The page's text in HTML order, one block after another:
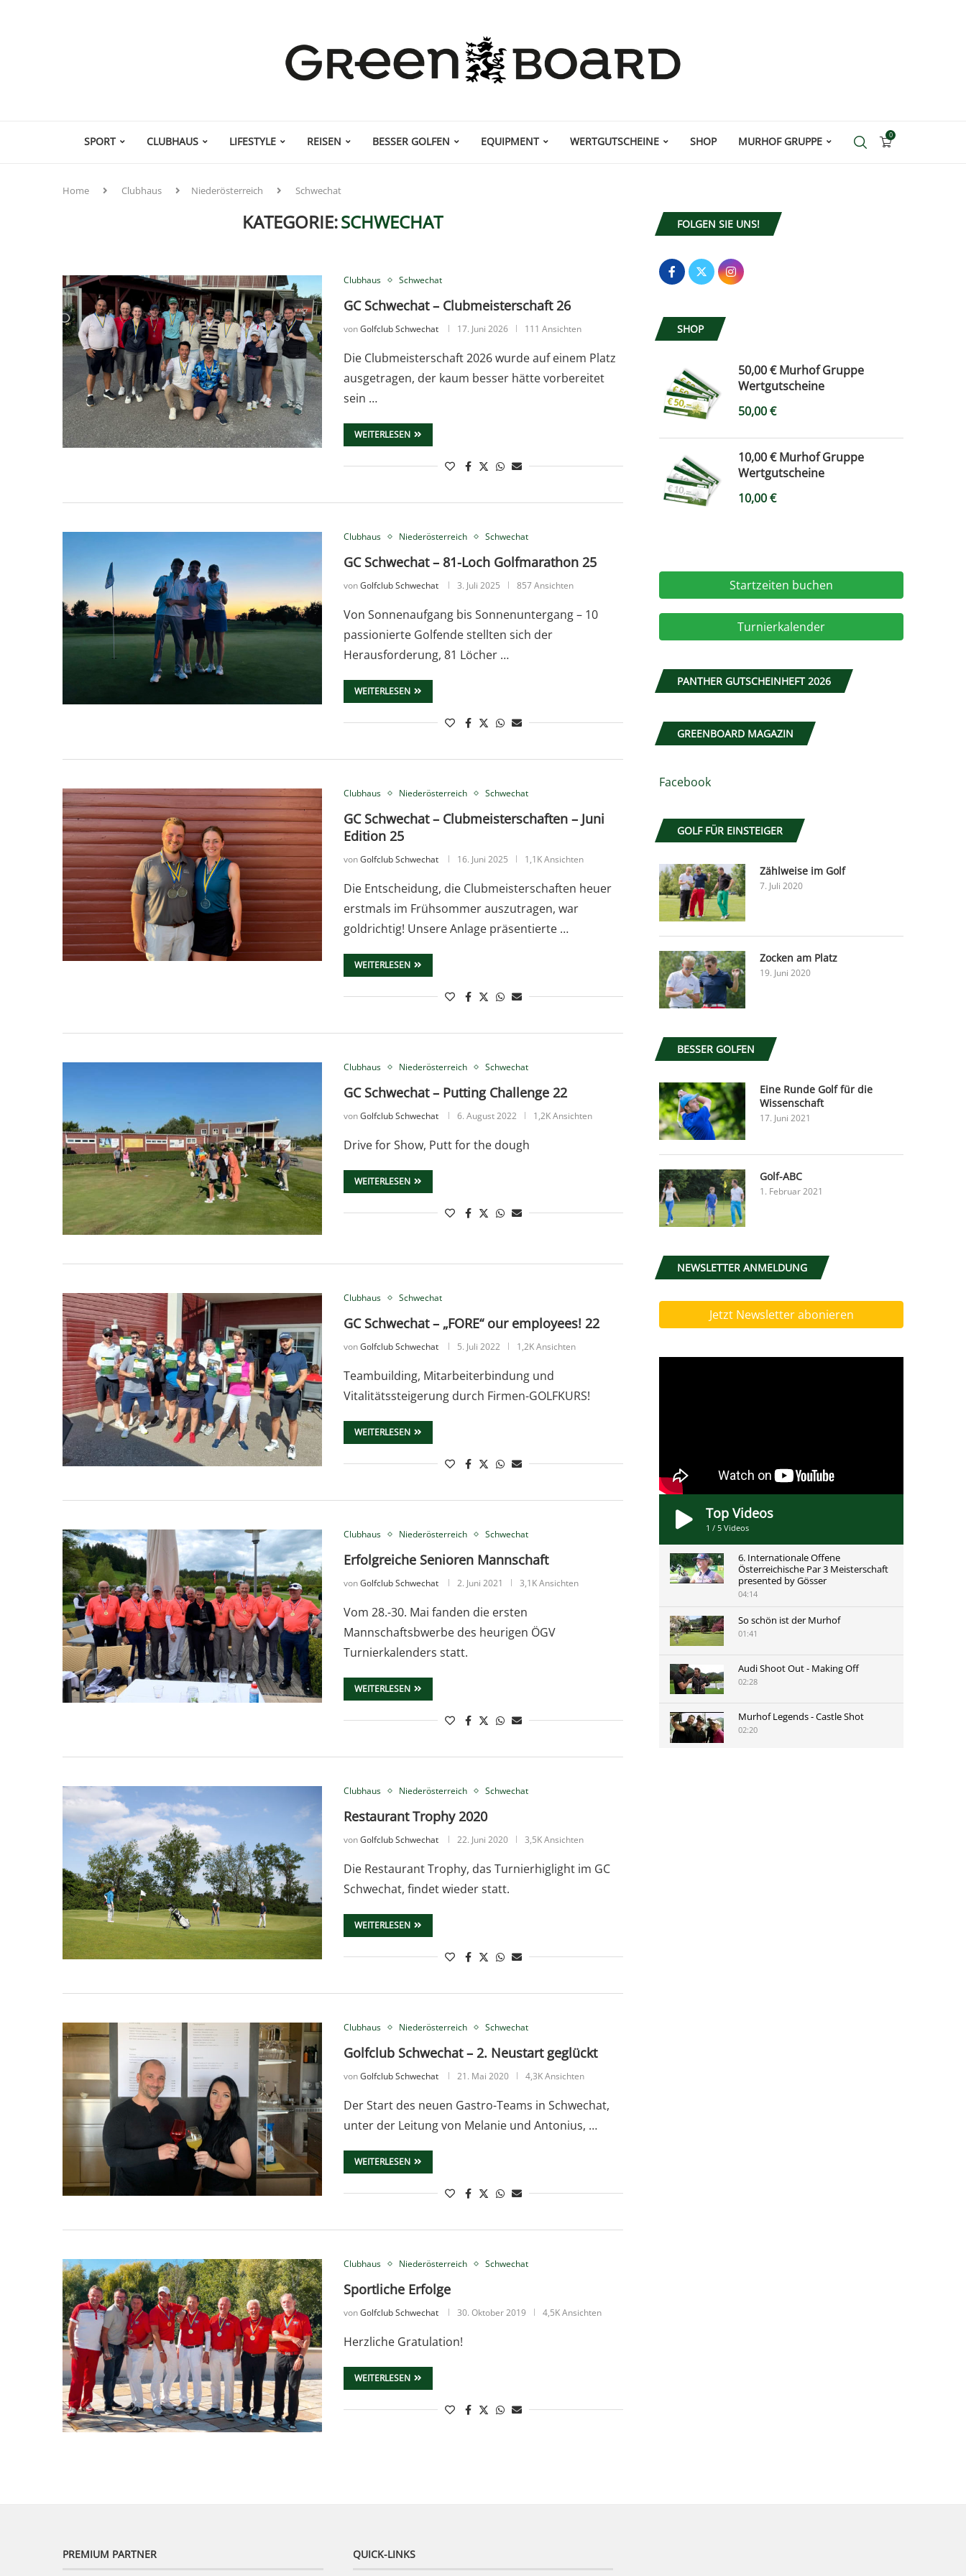
SPORT CLUBHAUS LIFESTYLE REISEN BESSER GOLFEN EQUIPMENT WERTGUTSCHEINE SHOP MURHOF GRUPPE 0
Home Clubhaus Niederösterreich Schwechat
KATEGORIE:SCHWECHAT
Clubhaus Schwechat
GC Schwechat – Clubmeisterschaft 26
vonGolfclub Schwechat 17. Juni 2026 111 Ansichten
Die Clubmeisterschaft 2026 wurde auf einem Platz
ausgetragen, der kaum besser hätte vorbereitet
sein …
WEITERLESEN
Clubhaus Niederösterreich Schwechat
GC Schwechat – 81-Loch Golfmarathon 25
vonGolfclub Schwechat 3. Juli 2025 857 Ansichten
Von Sonnenaufgang bis Sonnenuntergang – 10
passionierte Golfende stellten sich der
Herausforderung, 81 Löcher …
WEITERLESEN
Clubhaus Niederösterreich Schwechat
GC Schwechat – Clubmeisterschaften – Juni
Edition 25
vonGolfclub Schwechat 16. Juni 2025 1,1K Ansichten
Die Entscheidung, die Clubmeisterschaften heuer
erstmals im Frühsommer auszutragen, war
goldrichtig! Unsere Anlage präsentierte …
WEITERLESEN
Clubhaus Niederösterreich Schwechat
GC Schwechat – Putting Challenge 22
vonGolfclub Schwechat 6. August 2022 1,2K Ansichten
Drive for Show, Putt for the dough
WEITERLESEN
Clubhaus Schwechat
GC Schwechat – „FORE“ our employees! 22
vonGolfclub Schwechat 5. Juli 2022 1,2K Ansichten
Teambuilding, Mitarbeiterbindung und
Vitalitätssteigerung durch Firmen-GOLFKURS!
WEITERLESEN
Clubhaus Niederösterreich Schwechat
Erfolgreiche Senioren Mannschaft
vonGolfclub Schwechat 2. Juni 2021 3,1K Ansichten
Vom 28.-30. Mai fanden die ersten
Mannschaftsbwerbe des heurigen ÖGV
Turnierkalenders statt.
WEITERLESEN
Clubhaus Niederösterreich Schwechat
Restaurant Trophy 2020
vonGolfclub Schwechat 22. Juni 2020 3,5K Ansichten
Die Restaurant Trophy, das Turnierhiglight im GC
Schwechat, findet wieder statt.
WEITERLESEN
Clubhaus Niederösterreich Schwechat
Golfclub Schwechat – 2. Neustart geglückt
vonGolfclub Schwechat 21. Mai 2020 4,3K Ansichten
Der Start des neuen Gastro-Teams in Schwechat,
unter der Leitung von Melanie und Antonius, …
WEITERLESEN
Clubhaus Niederösterreich Schwechat
Sportliche Erfolge
vonGolfclub Schwechat 30. Oktober 2019 4,5K Ansichten
Herzliche Gratulation!
WEITERLESEN
FOLGEN SIE UNS!
SHOP
50,00 € Murhof Gruppe
Wertgutscheine
50,00€
10,00 € Murhof Gruppe
Wertgutscheine
10,00€
Startzeiten buchen
Turnierkalender
PANTHER GUTSCHEINHEFT 2026
GREENBOARD MAGAZIN
Facebook
GOLF FÜR EINSTEIGER
Zählweise im Golf
7. Juli 2020
Zocken am Platz
19. Juni 2020
BESSER GOLFEN
Eine Runde Golf für die
Wissenschaft
17. Juni 2021
Golf-ABC
1. Februar 2021
NEWSLETTER ANMELDUNG
Jetzt Newsletter abonieren
Top Videos
1 / 5 Videos
6. Internationale Offene
Österreichische Par 3 Meisterschaft
presented by Gösser
04:14
So schön ist der Murhof
01:41
Audi Shoot Out - Making Off
02:28
Murhof Legends - Castle Shot
02:20
PREMIUM PARTNER QUICK-LINKS